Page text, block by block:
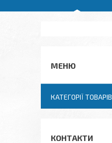
КАТЕГОРІЇ ТОВАРІВ
КОНТАКТИ